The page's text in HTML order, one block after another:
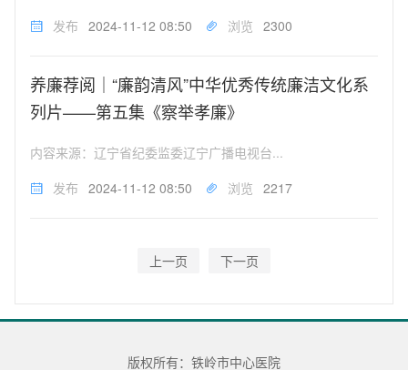
发布 2024-11-12 08:50 浏览 2300
养廉荐阅｜“廉韵清风”中华优秀传统廉洁文化系
列片——第五集《察举孝廉》
内容来源：辽宁省纪委监委辽宁广播电视台...
发布 2024-11-12 08:50 浏览 2217
版权所有：铁岭市中心医院